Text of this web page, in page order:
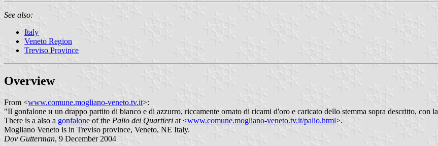
See also:
Italy
Veneto Region
Treviso Province
Overview
From <www.comune.mogliano-veneto.tv.it>:
"Il gonfalone и un drappo partito di bianco e di azzurro, riccamente ornato di ricami d'oro e caricato dello stemma sopra descritto, con
There is a also a gonfalone of the Palio dei Quartieri at <www.comune.mogliano-veneto.tv.it/palio.html>.
Mogliano Veneto is in Treviso province, Veneto, NE Italy.
Dov Gutterman, 9 December 2004